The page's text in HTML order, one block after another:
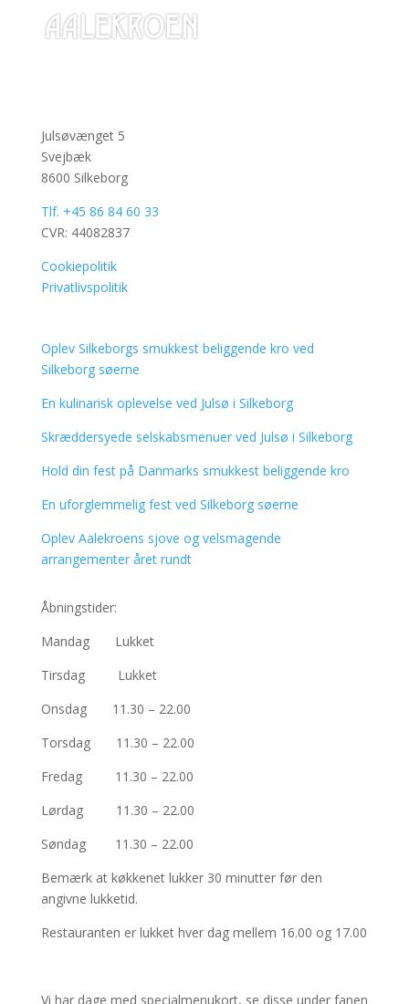
Julsøvænget 5
Svejbæk
8600 Silkeborg
Tlf. +45 86 84 60 33
CVR: 44082837
Cookiepolitik
Privatlivspolitik
Oplev Silkeborgs smukkest beliggende kro ved
Silkeborg søerne
En kulinarisk oplevelse ved Julsø i Silkeborg
Skræddersyede selskabsmenuer ved Julsø i Silkeborg
Hold din fest på Danmarks smukkest beliggende kro
En uforglemmelig fest ved Silkeborg søerne
Oplev Aalekroens sjove og velsmagende
arrangementer året rundt
Åbningstider:
Mandag Lukket
Tirsdag Lukket
Onsdag 11.30 – 22.00
Torsdag 11.30 – 22.00
Fredag 11.30 – 22.00
Lørdag 11.30 – 22.00
Søndag 11.30 – 22.00
Bemærk at køkkenet lukker 30 minutter før den
angivne lukketid.
Restauranten er lukket hver dag mellem 16.00 og 17.00
Vi har dage med specialmenukort, se disse under fanen